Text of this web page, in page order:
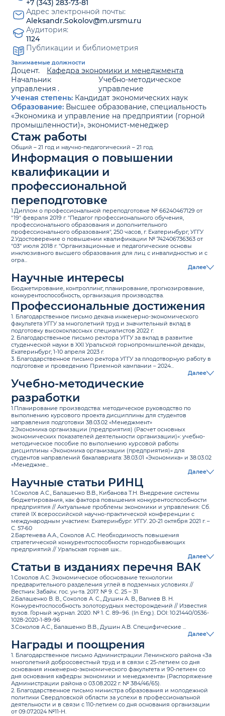
+7 (343) 283-73-81
Адрес электронной почты:
Aleksandr.Sokolov@m.ursmu.ru
Аудитория:
1124
Публикации и библиометрия
Занимаемые должности
Доцент.
Кафедра экономики и менеджмента
Начальник
управления .
Учебно-методическое
управление
Ученая степень: Кандидат экономических наук
Образование: Высшее образование, специальность
«Экономика и управление на предприятии (горной
промышленности)», экономист-менеджер
Стаж работы
Общий – 21 год и научно-педагогический – 21 год.
Информация о повышении
квалификации и
профессиональной
переподготовке
1.Диплом о профессиональной переподготовке № 66240467129 от
"19" февраля 2019 г. "Педагог профессионального обучения,
профессионального образования и дополнительного
профессионального образования", 250 часов, г. Екатеринбург, УГГУ
2.Удостоверение о повышении квалификации № 742406736363 от
"03" июля 2018 г. "Организационные и педагогические основы
инклюзивного высшего образования для лиц с инвалидностью и с
огра...
Далее
Научные интересы
Бюджетирование, контроллинг, планирование, прогнозирование,
конкурентоспособность, организация производства.
Профессиональные достижения
1. Благодарственное письмо декана инженерно-экономического
факультета УГГУ за многолетний труд и значительный вклад в
подготовку высококлассных специалистов 2022 г.
2. Благодарственное письмо ректора УГГУ за вклад в развитие
студенческой науки в XXI Уральской горнопромышленной декады,
Екатеринбург, 1-10 апреля 2023 г.
3. Благодарственное письмо ректора УГГУ за плодотворную работу в
подготовке и проведению Приемной кампании – 2024...
Далее
Учебно-методические
разработки
1.Планирование производства: методическое руководство по
выполнению курсового проекта дисциплины для студентов
направления подготовки 38.03.02 «Менеджмент»
2.Экономика организации (предприятия) (Расчет основных
экономических показателей деятельности организации)»: учебно-
методическое пособие по выполнению курсовой работы
дисциплины «Экономика организации (предприятия)» для
студентов направлений бакалавриата: 38.03.01 «Экономика» и 38.03.02
«Менеджме...
Далее
Научные статьи РИНЦ
1.Соколов А.С., Балашенко В.В., Кибанова Т.Н. Внедрение системы
бюджетирования, как фактора повышения конкурентоспособности
предприятия // Актуальные проблемы экономики и управления: Сб.
статей IX всероссийской научно-практической конференции с
международным участием: Екатеринбург. УГГУ. 20-21 октября 2021 г. –
С. 57-60
2.Бартенева А.А., Соколов А.С. Необходимость повышения
стратегической конкурентоспособности горнодобывающих
предприятий // Уральская горная шк...
Далее
Статьи в изданиях перечня ВАК
1.Соколов А.С. Экономическое обоснование технологии
предварительного разделения углей в подземных условиях //
Вестник Забайк. гос. ун-та. 2017. № 9. С. 25 – 31
2.Балашенко В. В., Соколов А. С., Душин А. В., Валиев В. Н.
Конкурентоспособность золоторудных месторождений // Известия
вузов. Горный журнал. 2020. № 1. С. 89–96. (In Eng.). DOI: 10.21440/0536-
1028-2020-1-89-96
3.Соколов А.С., Балашенко В.В., Душин А.В. Специфические ...
Далее
Награды и поощрения
1. Благодарственное письмо Администрации Ленинского района «За
многолетний добросовестный труд и в связи с 25-летием со дня
основания инженерно-экономического факультета и 90-летием со
дня основания кафедры экономики и менеджмента» (Распоряжение
Администрации района о 03.08.2022 г. № 384/46/65).
2. Благодарственное письмо министра образования и молодежной
политики Свердловской области за успехи в профессиональной
деятельности и в связи с 110-летием со дня основания организации
от 09.07.2024 №11-Н.